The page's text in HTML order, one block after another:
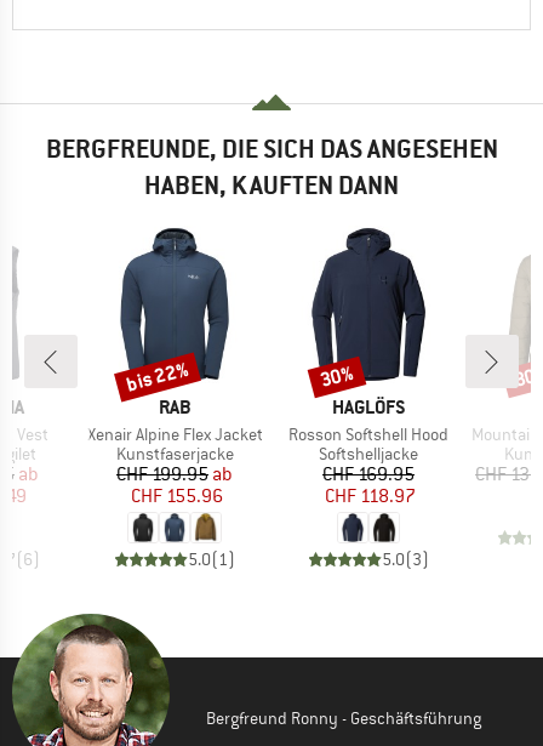
BERGFREUNDE, DIE SICH DAS ANGESEHEN
HABEN, KAUFTEN DANN
Vest
Preis
ab
(6)
MARKE
RAB
Artikel
Xenair Alpine Flex Jacket
Produktgruppe
Kunstfaserjacke
Preis
CHF 199.95reduzierter Preis
ab
CHF 155.96
5.0(1)
Rabatt
bis 22%
MARKE
HAGLÖFS
Artikel
Rosson Softshell Hood
Produktgruppe
Softshelljacke
Preis
CHF 169.95reduzierter Preis
CHF 118.97
5.0(3)
Rabatt
30%
Artikel
CHF
Bergfreund Ronny - Geschäftsführung